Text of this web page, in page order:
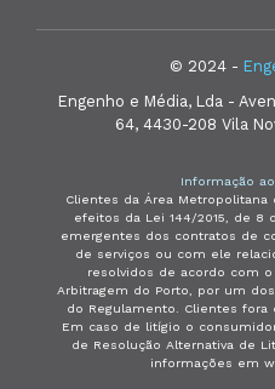
© 2024 -
Engenho e Média, Lda -
64, 4430-208 Vila
Informação
Clientes da Área
efeitos da Lei 144/2015, de
emergentes dos contratos de
de serviços ou com ele
resolvidos de acordo com
Arbitragem do Porto, por um
do Regulamento. Clientes fora
Em caso de litígio o
de Resolução Alternativa de
informações em